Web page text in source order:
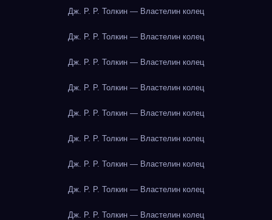
Дж. Р. Р. Толкин — Властелин колец
Дж. Р. Р. Толкин — Властелин колец
Дж. Р. Р. Толкин — Властелин колец
Дж. Р. Р. Толкин — Властелин колец
Дж. Р. Р. Толкин — Властелин колец
Дж. Р. Р. Толкин — Властелин колец
Дж. Р. Р. Толкин — Властелин колец
Дж. Р. Р. Толкин — Властелин колец
Дж. Р. Р. Толкин — Властелин колец